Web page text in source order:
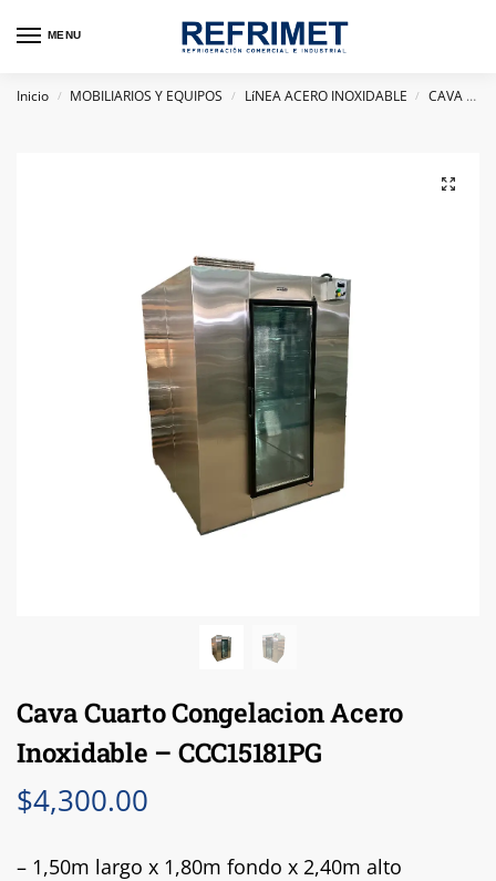
MENU
Inicio / MOBILIARIOS Y EQUIPOS / LíNEA ACERO INOXIDABLE / CAVA CUARTO
Cava Cuarto Congelacion Acero
Inoxidable – CCC15181PG
$4,300.00
– 1,50m largo x 1,80m fondo x 2,40m alto